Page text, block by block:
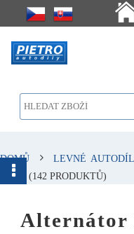
DOMŮ LEVNÉ
BENZ
(142 PRODUKTŮ)
Alternátor